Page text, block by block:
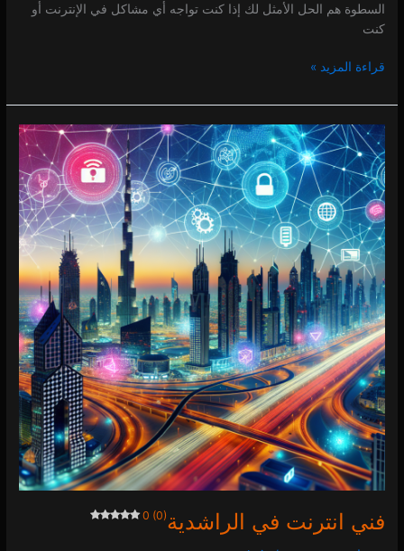
السطوة هم الحل الأمثل لك إذا كنت تواجه أي مشاكل في الإنترنت أو
كنت
قراءة المزيد »
فني انترنت في الراشدية0 (0)
فني
انترنت
في
الراشدية
0 (0)